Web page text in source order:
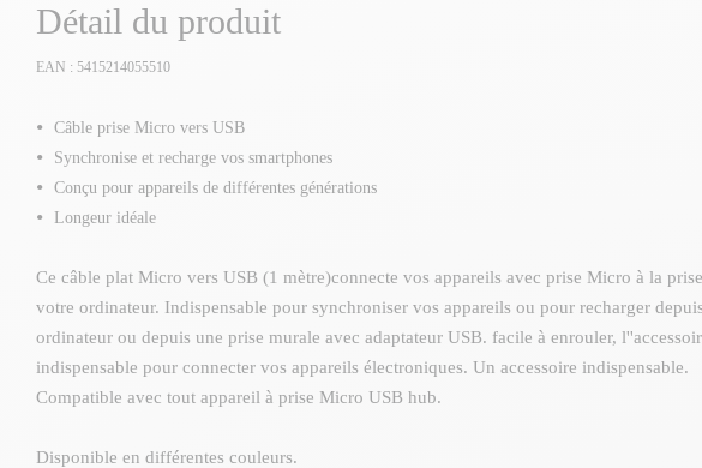
Détail du produit
EAN : 5415214055510
Câble prise Micro vers USB
Synchronise et recharge vos smartphones
Conçu pour appareils de différentes générations
Longeur idéale
Ce câble plat Micro vers USB (1 mètre)connecte vos appareils avec prise Micro à la
votre ordinateur. Indispensable pour synchroniser vos appareils ou pour recharger
ordinateur ou depuis une prise murale avec adaptateur USB. facile à enrouler,
indispensable pour connecter vos appareils électroniques. Un accessoire indispensable.
Compatible avec tout appareil à prise Micro USB hub.
Disponible en différentes couleurs.